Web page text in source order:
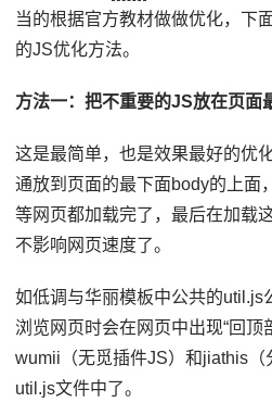
当的根据官方教材做做优化，下
的JS优化方法。
方法一：把不重要的JS放在页面
这是最简单，也是效果最好的优
通放到页面的最下面body的上面
等网页都加载完了，最后在加载
不影响网页速度了。
如低调与华丽模板中公共的util.js
浏览网页时会在网页中出现“回顶
wumii（无觅插件JS）和jiathis（
util.js文件中了。